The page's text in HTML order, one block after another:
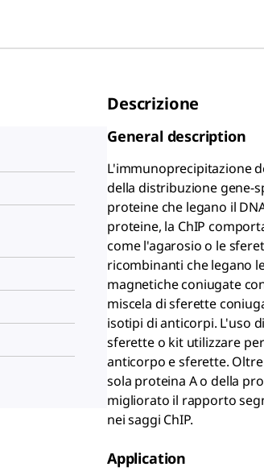
Descrizione
General description
L'immunoprecipitazione
della distribuzione gene-
proteine che legano il
proteine, la ChIP
come l'agarosio o le
ricombinanti che legano
magnetiche coniugate
miscela di sferette
isotipi di anticorpi. L'uso
sferette o kit utilizzare
anticorpo e sferette.
sola proteina A o della
migliorato il rapporto
nei saggi ChIP.
Application